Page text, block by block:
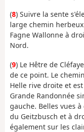
(8) Suivre la sente
large chemin
Fagne Wallonne à
Nord.
(9) Le Hêtre de
de ce point. Le
Helle rive droite et
Grande Randonnée
gauche. Belles vues
du Geitzbusch et à
également sur les